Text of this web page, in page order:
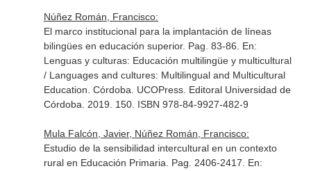
Núñez Román, Francisco:
El marco institucional para la implantación de líneas
bilingües en educación superior. Pag. 83-86. En:
Lenguas y culturas: Educación multilingüe y multicultural
/ Languages and cultures: Multilingual and Multicultural
Education . Córdoba. UCOPress. Editoral Universidad de
Córdoba. 2019. 150. ISBN 978-84-9927-482-9
Mula Falcón, Javier, Núñez Román, Francisco:
Estudio de la sensibilidad intercultural en un contexto
rural en Educación Primaria. Pag. 2406-2417. En: